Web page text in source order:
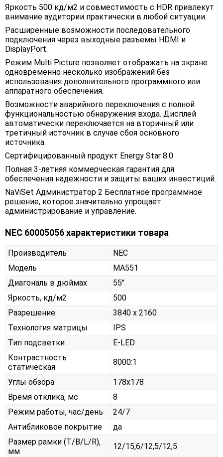
Яркость 500 кд/м2 и совместимость с HDR привлекут
внимание аудитории практически в любой ситуации.
Расширенные возможности последовательного
подключения через выходные разъемы HDMI и
DisplayPort.
Режим Multi Picture позволяет отображать на экране
одновременно несколько изображений без
использования дополнительного программного или
аппаратного обеспечения.
Возможности аварийного переключения с полной
функциональностью обнаружения входа. Дисплей
автоматически переключается на вторичный или
третичный источник в случае сбоя основного
источника.
Сертифицированный продукт Energy Star 8.0
Полная 3-летняя коммерческая гарантия для
обеспечения надежности и защиты ваших инвестиций.
NaViSet Администратор 2 Бесплатное программное
решение, которое значительно упрощает
администрирование и управление.
NEC 60005056 характеристики товара
Производитель
NEC
Модель
MA551
Диагональ в дюймах
55"
Яркость, кд/м2
500
Разрешение
3840 x 2160
Технология матрицы
IPS
Тип подсветки
E-LED
Контрастность
статическая
8000:1
Углы обзора
178x178
Время отклика, мс
8
Режим работы, час/день
24/7
Антибликовое покрытие
да
Размер рамки (T/B/L/R),
мм
12/15,6/12,5/12,5